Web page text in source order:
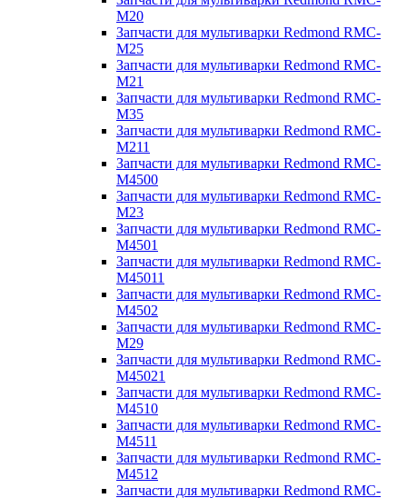
M20
Запчасти для мультиварки Redmond RMC-
M25
Запчасти для мультиварки Redmond RMC-
M21
Запчасти для мультиварки Redmond RMC-
M35
Запчасти для мультиварки Redmond RMC-
M211
Запчасти для мультиварки Redmond RMC-
M4500
Запчасти для мультиварки Redmond RMC-
M23
Запчасти для мультиварки Redmond RMC-
M4501
Запчасти для мультиварки Redmond RMC-
M45011
Запчасти для мультиварки Redmond RMC-
M4502
Запчасти для мультиварки Redmond RMC-
M29
Запчасти для мультиварки Redmond RMC-
M45021
Запчасти для мультиварки Redmond RMC-
M4510
Запчасти для мультиварки Redmond RMC-
M4511
Запчасти для мультиварки Redmond RMC-
M4512
Запчасти для мультиварки Redmond RMC-